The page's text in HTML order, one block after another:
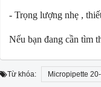
- Trọng lượng nhẹ ,
Nếu bạn đang cần tìm
Từ khóa: Micropipette